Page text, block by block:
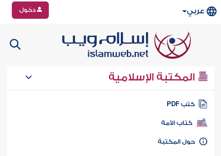
عربي دخول
المكتبة الإسلامية
كتب PDF
كتاب الأمة